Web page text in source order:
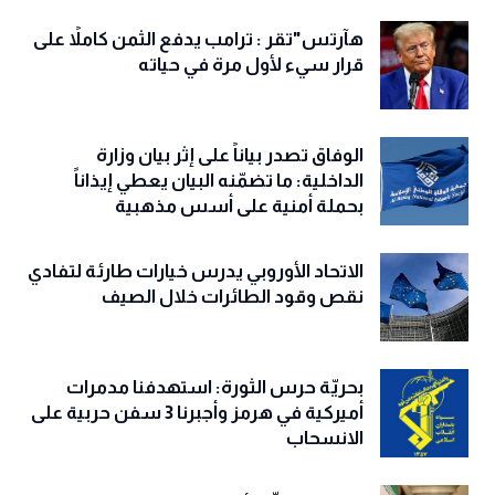
هآرتس"تقر : ترامب يدفع الثمن كاملاً على
قرار سيء لأول مرة في حياته
الوفاق تصدر بياناً على إثر بيان وزارة
الداخلية: ما تضمّنه البيان يعطي إيذاناً
بحملة أمنية على أسس مذهبية
الاتحاد الأوروبي يدرس خيارات طارئة لتفادي
نقص وقود الطائرات خلال الصيف
بحريّة حرس الثورة: استهدفنا مدمرات
أميركية في هرمز وأجبرنا 3 سفن حربية على
الانسحاب